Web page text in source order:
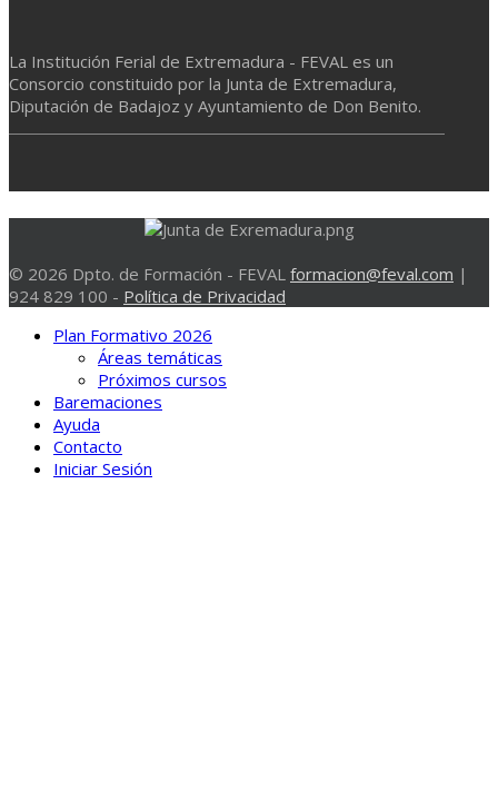
La Institución Ferial de Extremadura - FEVAL es un
Consorcio constituido por la Junta de Extremadura,
Diputación de Badajoz y Ayuntamiento de Don Benito.
© 2026 Dpto. de Formación - FEVAL formacion@feval.com |
924 829 100 - Política de Privacidad
Plan Formativo 2026
Áreas temáticas
Próximos cursos
Baremaciones
Ayuda
Contacto
Iniciar Sesión